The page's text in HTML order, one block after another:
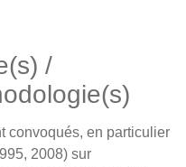
/
convoqués, en particulier
2008) sur